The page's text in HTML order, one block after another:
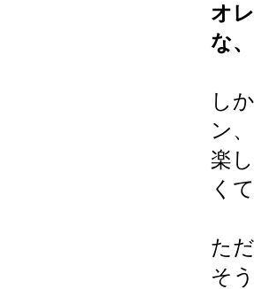
オ
な
し
ン
楽
く
た
そ